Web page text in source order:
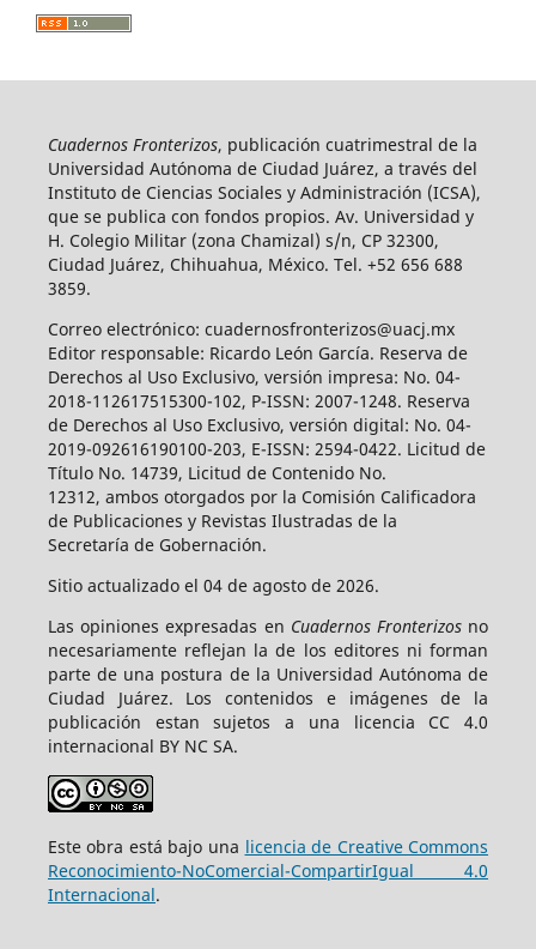
Cuadernos Fronterizos, publicación cuatrimestral de la
Universidad Autónoma de Ciudad Juárez, a través del
Instituto de Ciencias Sociales y Administración (ICSA),
que se publica con fondos propios. Av. Universidad y
H. Colegio Militar (zona Chamizal) s/n, CP 32300,
Ciudad Juárez, Chihuahua, México. Tel. +52 656 688
3859.
Correo electrónico: cuadernosfronterizos@uacj.mx
Editor responsable: Ricardo León García. Reserva de
Derechos al Uso Exclusivo, versión impresa: No. 04-
2018-112617515300-102, P-ISSN: 2007-1248. Reserva
de Derechos al Uso Exclusivo, versión digital: No. 04-
2019-092616190100-203, E-ISSN: 2594-0422. Licitud de
Título No. 14739, Licitud de Contenido No.
12312, ambos otorgados por la Comisión Calificadora
de Publicaciones y Revistas Ilustradas de la
Secretaría de Gobernación.
Sitio actualizado el 04 de agosto de 2026.
Las opiniones expresadas en Cuadernos Fronterizosno
necesariamente reflejan la de los editores ni forman
parte de una postura de la Universidad Autónoma de
Ciudad Juárez. Los contenidos e imágenes de la
publicación estan sujetos a una licencia CC 4.0
internacional BY NC SA.
Este obra está bajo una licencia de Creative Commons
Reconocimiento-NoComercial-CompartirIgual 4.0
Internacional.